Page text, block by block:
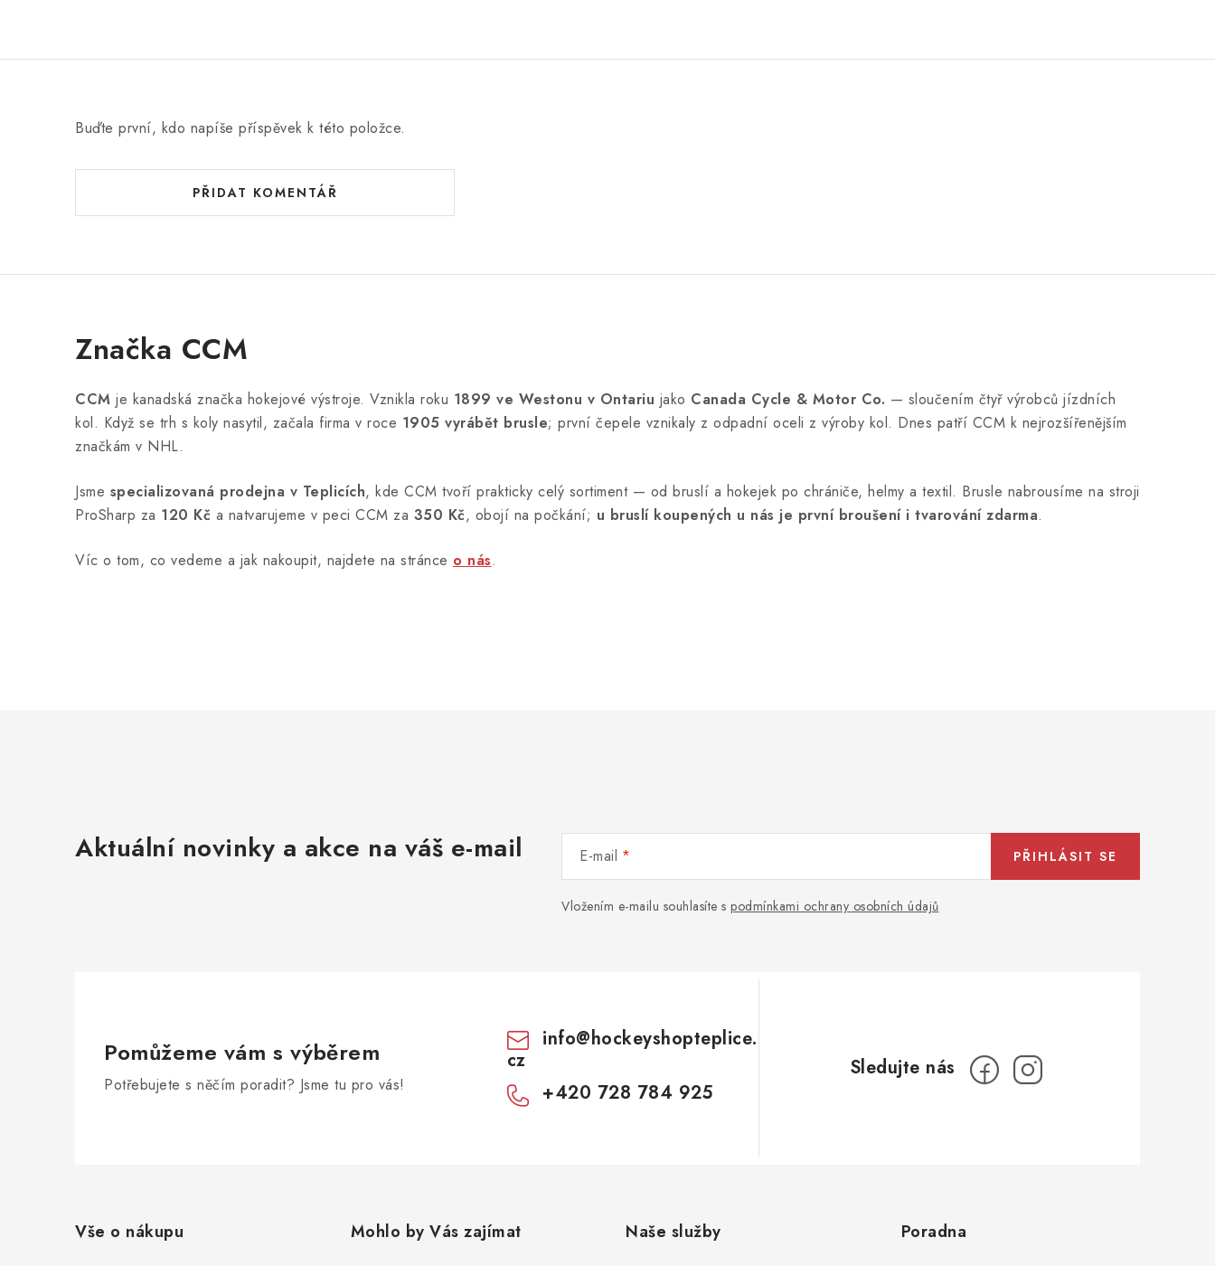
Buďte první, kdo napíše příspěvek k této položce.
PŘIDAT KOMENTÁŘ
Značka CCM
CCM je kanadská značka hokejové výstroje. Vznikla roku 1899 ve Westonu v Ontariu jako Canada Cycle & Motor Co. — sloučením čtyř výrobců jízdních
kol. Když se trh s koly nasytil, začala firma v roce 1905 vyrábět brusle; první čepele vznikaly z odpadní oceli z výroby kol. Dnes patří CCM k nejrozšířenějším
značkám v NHL.
Jsme specializovaná prodejna v Teplicích, kde CCM tvoří prakticky celý sortiment — od bruslí a hokejek po chrániče, helmy a textil. Brusle nabrousíme na stroji
ProSharp za 120 Kč a natvarujeme v peci CCM za 350 Kč, obojí na počkání; u bruslí koupených u nás je první broušení i tvarování zdarma.
Víc o tom, co vedeme a jak nakoupit, najdete na stránce o nás.
Aktuální novinky a akce na váš e-mail E-mail
Vložením e-mailu souhlasíte s podmínkami ochrany osobních údajů
PŘIHLÁSIT SE
Pomůžeme vám s výběrem
Potřebujete s něčím poradit? Jsme tu pro vás!
info@hockeyshopteplice.
cz
+420 728 784 925
Vše o nákupu Mohlo by Vás zajímat Naše služby Poradna